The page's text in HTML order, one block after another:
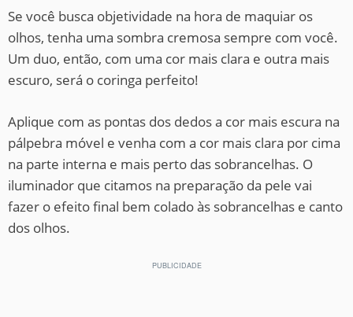
Se você busca objetividade na hora de maquiar os
olhos, tenha uma sombra cremosa sempre com você.
Um duo, então, com uma cor mais clara e outra mais
escuro, será o coringa perfeito!
Aplique com as pontas dos dedos a cor mais escura na
pálpebra móvel e venha com a cor mais clara por cima
na parte interna e mais perto das sobrancelhas. O
iluminador que citamos na preparação da pele vai
fazer o efeito final bem colado às sobrancelhas e canto
dos olhos.